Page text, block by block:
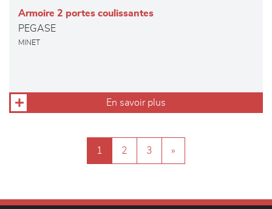
Armoire 2 portes coulissantes
PEGASE
MINET
En savoir plus
1 2 3 »